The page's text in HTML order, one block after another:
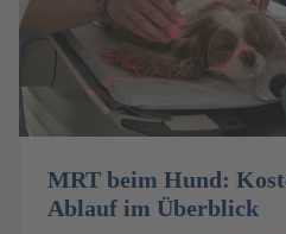
MRT beim Hund:
Ablauf im Überblick